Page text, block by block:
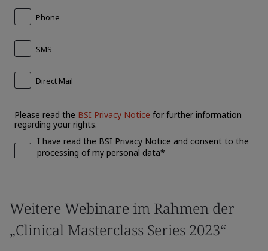
Weitere Webinare im Rahmen der
„Clinical Masterclass Series 2023“